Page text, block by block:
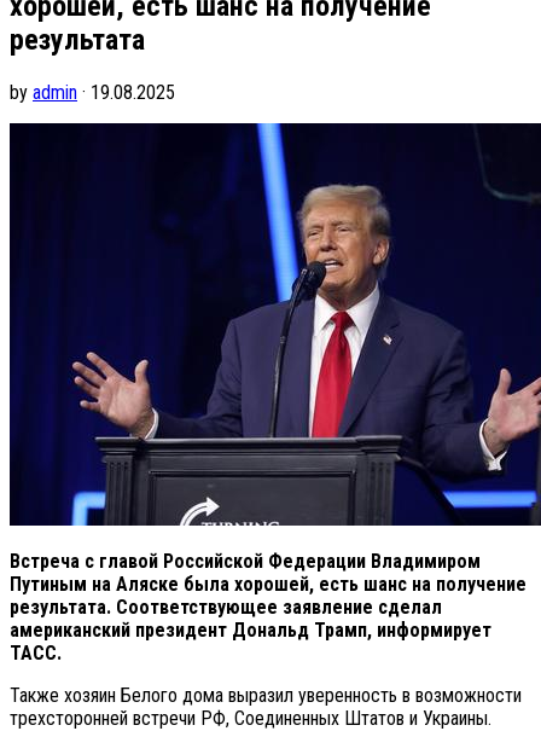
результата
by admin · 19.08.2025
Встреча с главой Российской Федерации Владимиром
Путиным на Аляске была хорошей, есть шанс на получение
результата. Соответствующее заявление сделал
американский президент Дональд Трамп, информирует
ТАСС.
Также хозяин Белого дома выразил уверенность в возможности
трехсторонней встречи РФ, Соединенных Штатов и Украины.